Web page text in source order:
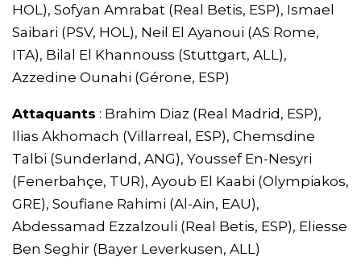
HOL), Sofyan Amrabat (Real Betis, ESP), Ismael
Saibari (PSV, HOL), Neil El Ayanoui (AS Rome,
ITA), Bilal El Khannouss (Stuttgart, ALL),
Azzedine Ounahi (Gérone, ESP)
Attaquants : Brahim Diaz (Real Madrid, ESP),
Ilias Akhomach (Villarreal, ESP), Chemsdine
Talbi (Sunderland, ANG), Youssef En-Nesyri
(Fenerbahçe, TUR), Ayoub El Kaabi (Olympiakos,
GRE), Soufiane Rahimi (Al-Ain, EAU),
Abdessamad Ezzalzouli (Real Betis, ESP), Eliesse
Ben Seghir (Bayer Leverkusen, ALL)